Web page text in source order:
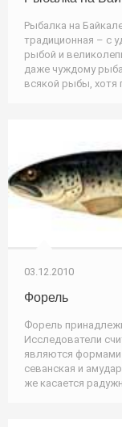
Рыбалка на
традиционная – с
рыбой и
даже чуждому
всякой рыбы, хотя
03.12.2010
Форель
Форель
Исследователи
являются
севанская и
же касается